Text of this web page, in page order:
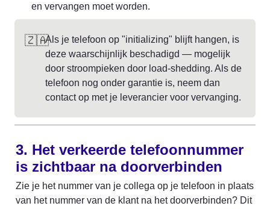
en vervangen moet worden.
🇿🇦Als je telefoon op "initializing" blijft hangen, is
deze waarschijnlijk beschadigd — mogelijk
door stroompieken door load-shedding. Als de
telefoon nog onder garantie is, neem dan
contact op met je leverancier voor vervanging.
3. Het verkeerde telefoonnummer
is zichtbaar na doorverbinden
Zie je het nummer van je collega op je telefoon in plaats
van het nummer van de klant na het doorverbinden? Dit